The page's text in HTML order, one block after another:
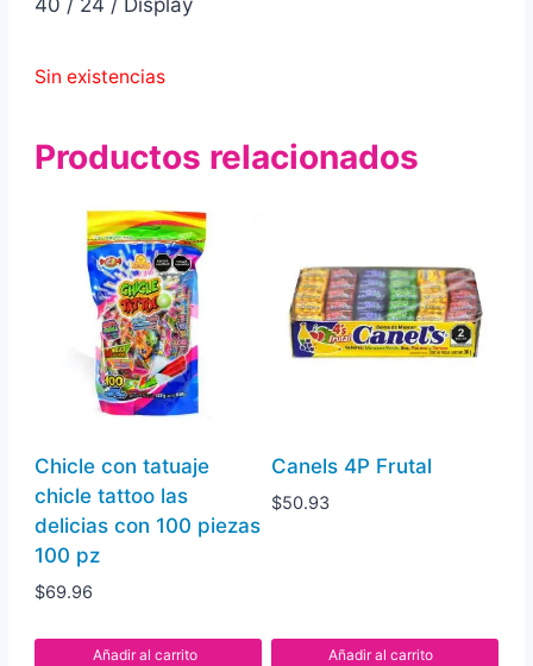
Sin existencias
Productos relacionados
Chicle con tatuaje
chicle tattoo las
delicias con 100 piezas
100 pz
$69.96
Añadir al carrito
Canels 4P Frutal
$50.93
Añadir al carrito